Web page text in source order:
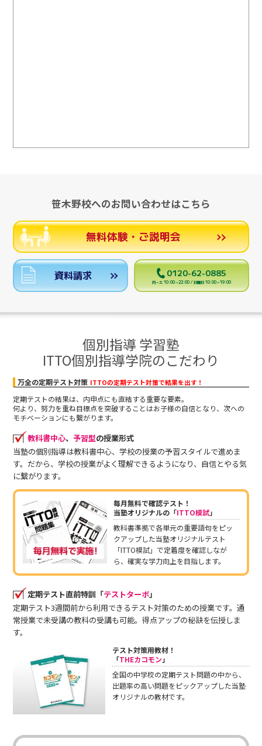
笹木野校へのお問い合わせはこちら
無料体験・ご説明会
資料請求 0120-62-0885
月～土 10:00～22:00 / 日曜日 10:00～19:00
個別指導 学習塾
ITTO個別指導学院のこだわり
万全の定期テスト対策 ITTOの定期テスト対策で結果を出す！
定期テストの結果は、内申点にも直結する重要な要素。
何より、努力を重ね目標点を突破することはお子様の自信となり、次への
モチベーションにも繋がります。
教科書中心、 予習型の授業形式
当塾の個別指導は教科書中心、学校の授業の予習スタイルで進めま
す。だから、学校の授業がよく理解できるようになり、自信とやる気
に繋がります。
毎月無料で確認テスト！
当塾オリジナルの「ITTO模試」
教科書準拠で各単元の重要語句をピッ
クアップした当塾オリジナルテスト
「ITTO模試」で定着度を確認しなが
ら、確実な学力向上を目指します。
定期テスト直前特訓「テストターボ」
定期テスト3週間前から利用できるテスト対策のための授業です。通
常授業で未受講の教科の受講も可能。得点アップの秘訣を伝授しま
す。
テスト対策用教材！
「THEカコモン」
全国の中学校の定期テスト問題の中から、
出題率の高い問題をピックアップした当塾
オリジナルの教材です。